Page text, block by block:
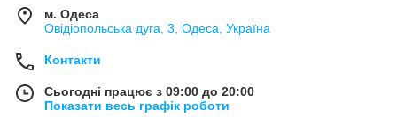
м. Одеса
Овідіопольська дуга, 3, Одеса, Україна
Контакти
Сьогодні працює з 09:00 до 20:00
Показати весь графік роботи